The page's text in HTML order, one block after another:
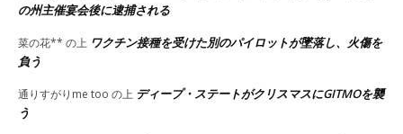
の州主催宴会後に逮捕される
菜の花** の上 ワクチン接種を受けた別のパイロットが墜落し、火傷を
負う
通りすがりme too の上 ディープ・ステートがクリスマスにGITMOを襲
う